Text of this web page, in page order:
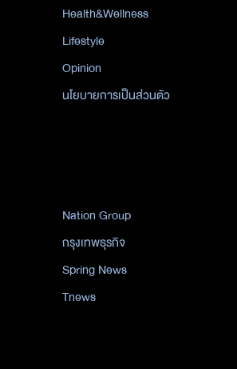
Health&Wellness
Lifestyle
Opinion
นโยบายการเป็นส่วนตัว
Nation Group
กรุงเทพธุรกิจ
Spring News
Tnews